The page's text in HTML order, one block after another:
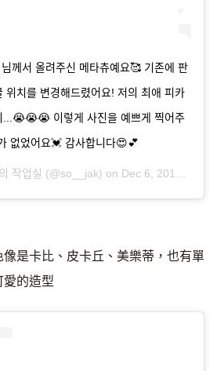
께서 올려주신 메타츄예요🥰 기존에 판
위치를 변경해드렸어요! 저의 최애 피카
...😭😭😭 이렇게 사진을 예쁘게 찍어주
없었어요💓 감사합니다😍💕
작업실 (@so__jak) on Dec 6, 2018 at 6:10am PST
是卡比、皮卡丘、美樂蒂，也有單
的造型